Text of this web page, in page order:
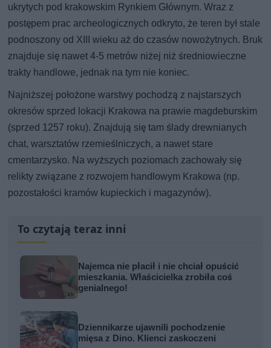
ukrytych pod krakowskim Rynkiem Głównym. Wraz z
postępem prac archeologicznych odkryto, że teren był stale
podnoszony od XIII wieku aż do czasów nowożytnych. Bruk
znajduje się nawet 4-5 metrów niżej niż średniowieczne
trakty handlowe, jednak na tym nie koniec.
Najniższej położone warstwy pochodzą z najstarszych
okresów sprzed lokacji Krakowa na prawie magdeburskim
(sprzed 1257 roku). Znajdują się tam ślady drewnianych
chat, warsztatów rzemieślniczych, a nawet stare
cmentarzysko. Na wyższych poziomach zachowały się
relikty związane z rozwojem handlowym Krakowa (np.
pozostałości kramów kupieckich i magazynów).
To czytają teraz inni
Najemca nie płacił i nie chciał opuścić
mieszkania. Właścicielka zrobiła coś
genialnego!
Dziennikarze ujawnili pochodzenie
mięsa z Dino. Klienci zaskoczeni